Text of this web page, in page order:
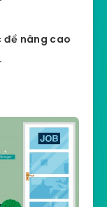
để nâng cao